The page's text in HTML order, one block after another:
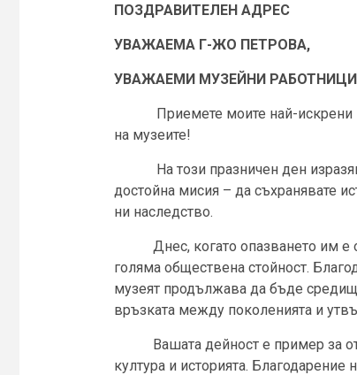
ПОЗДРАВИТЕЛЕН АДРЕС
УВАЖАЕМА Г-ЖО ПЕТРОВА,
УВАЖАЕМИ МУЗЕЙНИ
Приемете моите най-искрени
на музеите!
На този празничен ден
достойна мисия – да съхранявате
ни наследство.
Днес, когато опазването им е
голяма обществена стойност.
музеят продължава да бъде
връзката между поколенията и
Вашата дейност е пример за
култура и историята. Благодарение